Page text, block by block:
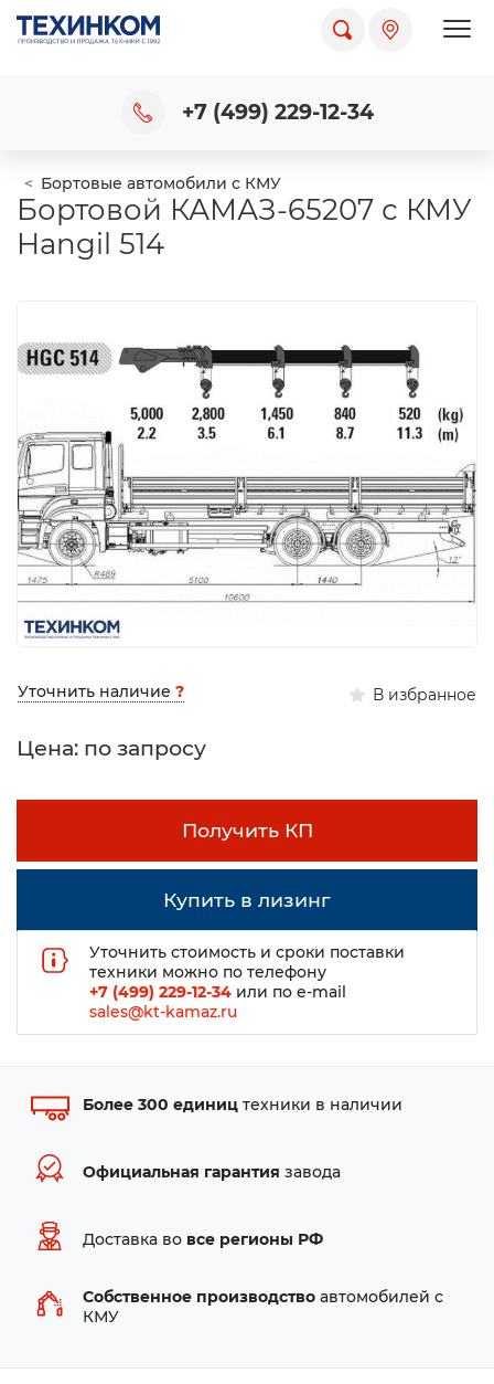
+7 (499) 229-12-34
Бортовые автомобили с КМУ
Бортовой КАМАЗ-65207 с КМУ
Hangil 514
Уточнить наличие ? В избранное
Цена: по запросу
Получить КП
Купить в лизинг
Уточнить стоимость и сроки поставки
техники можно по телефону
+7 (499) 229-12-34 или по e-mail
sales@kt-kamaz.ru
Более 300 единиц техники в наличии
Официальная гарантия завода
Доставка во все регионы РФ
Собственное производство автомобилей с
КМУ